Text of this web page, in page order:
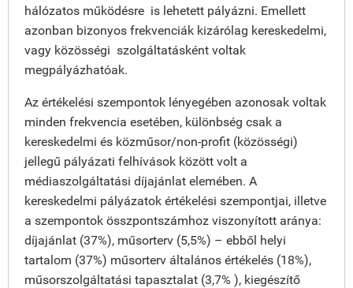
hálózatos működésre is lehetett pályázni. Emellett
azonban bizonyos frekvenciák kizárólag kereskedelmi,
vagy közösségi szolgáltatásként voltak
megpályázhatóak.
Az értékelési szempontok lényegében azonosak voltak
minden frekvencia esetében, különbség csak a
kereskedelmi és közműsor/non-profit (közösségi)
jellegű pályázati felhívások között volt a
médiaszolgáltatási díjajánlat elemében. A
kereskedelmi pályázatok értékelési szempontjai, illetve
a szempontok összpontszámhoz viszonyított aránya:
díjajánlat (37%), műsorterv (5,5%) – ebből helyi
tartalom (37%) műsorterv általános értékelés (18%),
műsorszolgáltatási tapasztalat (3,7% ), kiegészítő